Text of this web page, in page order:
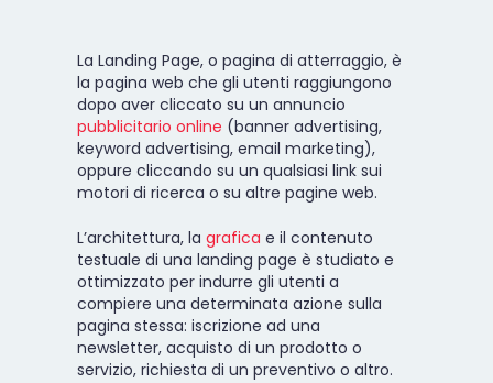
La Landing Page, o pagina di atterraggio, è
la pagina web che gli utenti raggiungono
dopo aver cliccato su un annuncio
pubblicitario online (banner advertising,
keyword advertising, email marketing),
oppure cliccando su un qualsiasi link sui
motori di ricerca o su altre pagine web.
L’architettura, lagrafica e il contenuto
testuale di una landing page è studiato e
ottimizzato per indurre gli utenti a
compiere una determinata azione sulla
pagina stessa: iscrizione ad una
newsletter, acquisto di un prodotto o
servizio, richiesta di un preventivo o altro.